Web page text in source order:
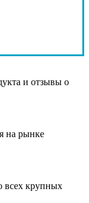
и отзывы о
на рынке
всех крупных